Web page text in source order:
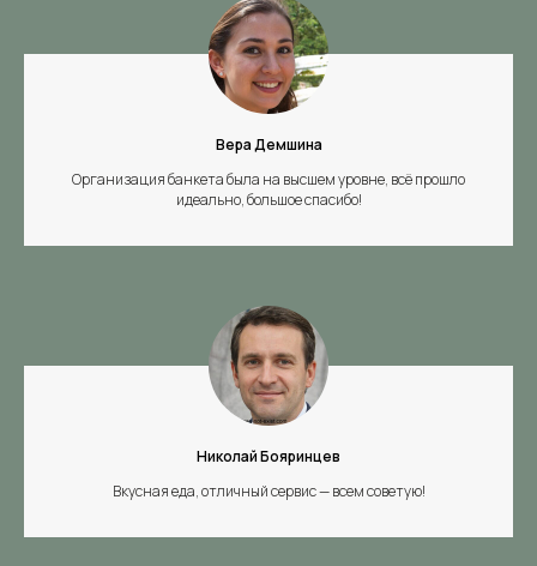
Вера Демшина
Организация банкета была на высшем уровне, всё прошло
идеально, большое спасибо!
Николай Бояринцев
Вкусная еда, отличный сервис — всем советую!